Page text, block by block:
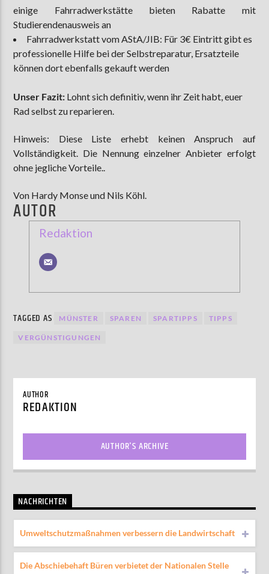
einige Fahrradwerkstätte bieten Rabatte mit
Studierendenausweis an
Fahrradwerkstatt vom AStA/JIB: Für 3€ Eintritt gibt es
professionelle Hilfe bei der Selbstreparatur, Ersatzteile
können dort ebenfalls gekauft werden
Unser Fazit: Lohnt sich definitiv, wenn ihr Zeit habt, euer
Rad selbst zu reparieren.
Hinweis: Diese Liste erhebt keinen Anspruch auf
Vollständigkeit. Die Nennung einzelner Anbieter erfolgt
ohne jegliche Vorteile..
Von Hardy Monse und Nils Köhl.
AUTOR
Redaktion
TAGGED AS MÜNSTER SPAREN SPARTIPPS TIPPS
VERGÜNSTIGUNGEN
AUTHOR
REDAKTION
AUTHOR'S ARCHIVE
NACHRICHTEN
Umweltschutzmaßnahmen verbessern die Landwirtschaft
Die Abschiebehaft Büren verbietet der Nationalen Stelle